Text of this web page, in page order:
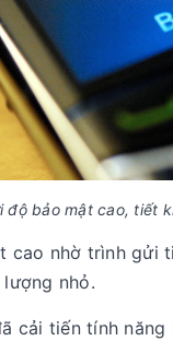
độ bảo mật cao, tiết
cao nhờ trình gửi
nhỏ.
cải tiến tính